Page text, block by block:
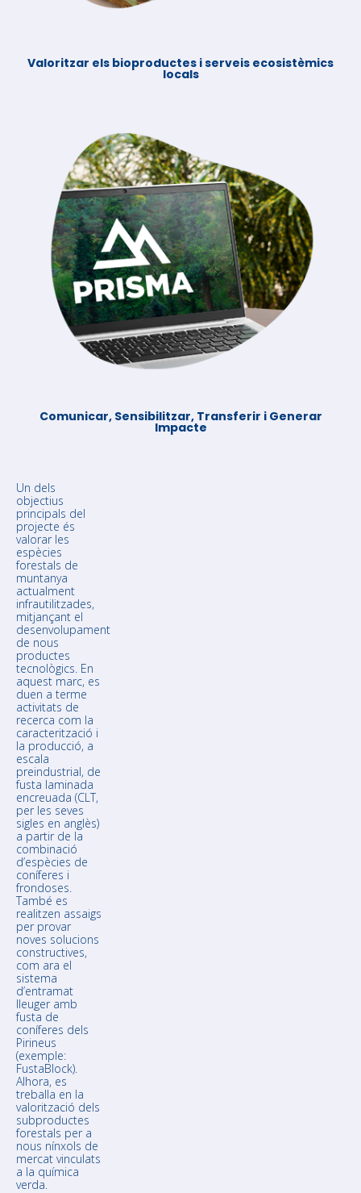
Valoritzar els bioproductes i serveis ecosistèmics
locals
Comunicar, Sensibilitzar, Transferir i Generar
Impacte
Un dels
objectius
principals del
projecte és
valorar les
espècies
forestals de
muntanya
actualment
infrautilitzades,
mitjançant el
desenvolupament
de nous
productes
tecnològics. En
aquest marc, es
duen a terme
activitats de
recerca com la
caracterització i
la producció, a
escala
preindustrial, de
fusta laminada
encreuada (CLT,
per les seves
sigles en anglès)
a partir de la
combinació
d’espècies de
coníferes i
frondoses.
També es
realitzen assaigs
per provar
noves solucions
constructives,
com ara el
sistema
d’entramat
lleuger amb
fusta de
coníferes dels
Pirineus
(exemple:
FustaBlock).
Alhora, es
treballa en la
valorització dels
subproductes
forestals per a
nous nínxols de
mercat vinculats
a la química
verda.